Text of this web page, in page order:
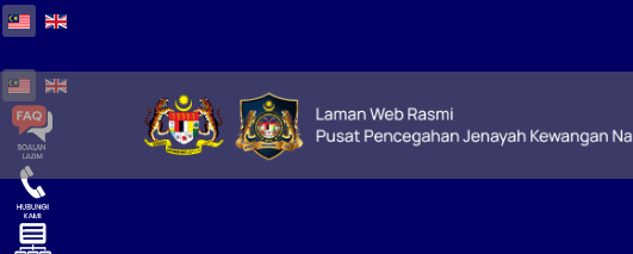
Select your language
Select your language